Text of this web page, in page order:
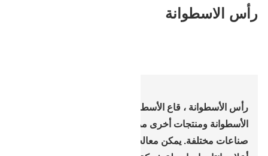
رأس الاسطوانة
رأس الأسطوانة ، قاع الأسطوانة ، أسطوانة الزيت برأس
الأسطوانة ومنتجات أخرى مماثلة ولكنها تستخدم في
صناعات مختلفة. يمكن معالجة جميع المنتجات المذكورة